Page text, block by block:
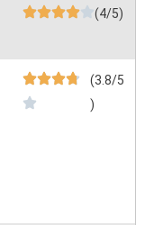
(4/5)
(3.8/5
)